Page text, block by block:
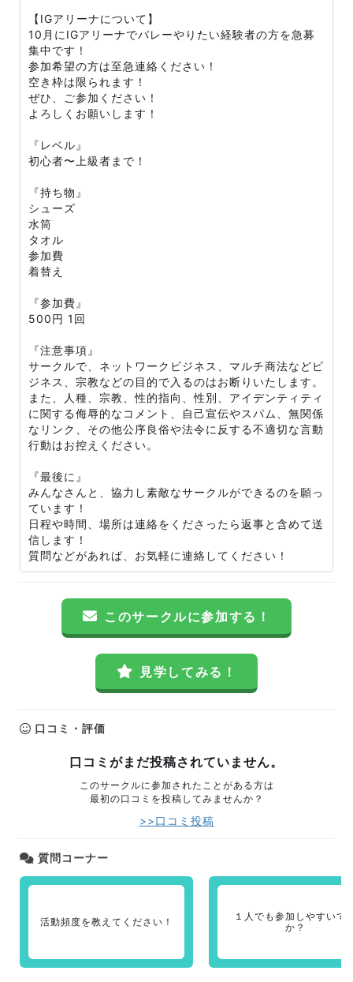
【IGアリーナについて】
10月にIGアリーナでバレーやりたい経験者の方を急募
集中です！
参加希望の方は至急連絡ください！
空き枠は限られます！
ぜひ、ご参加ください！
よろしくお願いします！
『レベル』
初心者〜上級者まで！
『持ち物』
シューズ
水筒
タオル
参加費
着替え
『参加費』
500円 1回
『注意事項』
サークルで、ネットワークビジネス、マルチ商法などビ
ジネス、宗教などの目的で入るのはお断りいたします。
また、人種、宗教、性的指向、性別、アイデンティティ
に関する侮辱的なコメント、自己宣伝やスパム、無関係
なリンク、その他公序良俗や法令に反する不適切な言動
行動はお控えください。
『最後に』
みんなさんと、協力し素敵なサークルができるのを願っ
ています！
日程や時間、場所は連絡をくださったら返事と含めて送
信します！
質問などがあれば、お気軽に連絡してください！
このサークルに参加する！
見学してみる！
口コミ・評価
口コミがまだ投稿されていません。
このサークルに参加されたことがある方は
最初の口コミを投稿してみませんか？
>>口コミ投稿
質問コーナー
活動頻度を教えてください！
１人でも参加しやすいで
か？